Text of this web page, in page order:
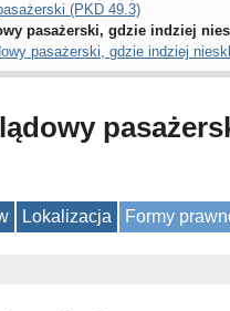
(PKD 49.3)
pasażerski, gdzie indziej
pasażerski, gdzie indziej
Lokalizacja Formy